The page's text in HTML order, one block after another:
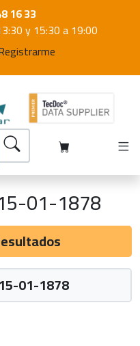
16 33
y 15:30 a 19:00
01-1878
01-1878